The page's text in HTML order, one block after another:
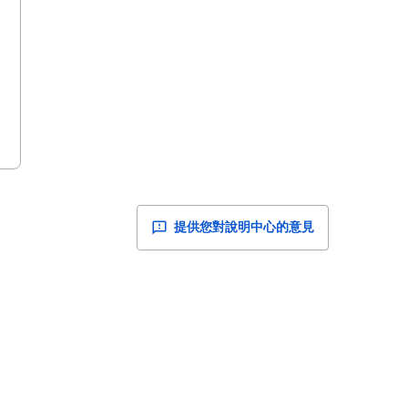
提供您對說明中心的意見